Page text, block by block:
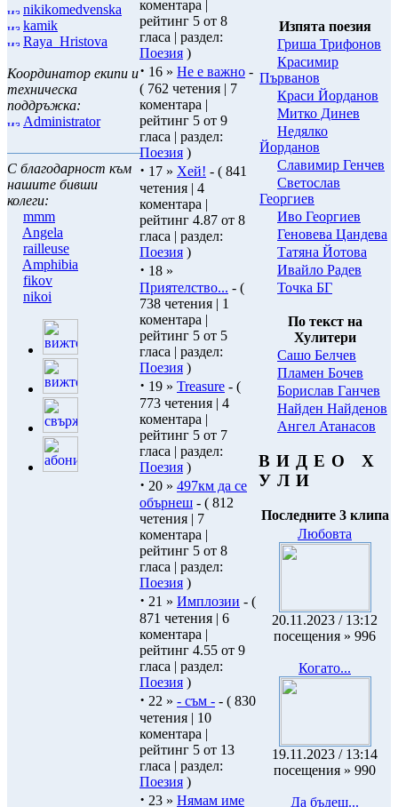
nikikomedvenska
kamik
Raya_Hristova
Координатор екипи и
техническа
поддръжка:
Administrator
С благодарност към
нашите бивши
колеги:
mmm
Angela
railleuse
Amphibia
fikov
nikoi
коментара |
рейтинг 5 от 8
гласа | раздел:
Поезия )
· 16 » Не е важно -
( 762 четения | 7
коментара |
рейтинг 5 от 9
гласа | раздел:
Поезия )
· 17 » Хей! - ( 841
четения | 4
коментара |
рейтинг 4.87 от 8
гласа | раздел:
Поезия )
· 18 »
Приятелство... - (
738 четения | 1
коментара |
рейтинг 5 от 5
гласа | раздел:
Поезия )
· 19 » Treasure - (
773 четения | 4
коментара |
рейтинг 5 от 7
гласа | раздел:
Поезия )
· 20 » 497км да се
обърнеш - ( 812
четения | 7
коментара |
рейтинг 5 от 8
гласа | раздел:
Поезия )
· 21 » Имплозии - (
871 четения | 6
коментара |
рейтинг 4.55 от 9
гласа | раздел:
Поезия )
· 22 » - съм - - ( 830
четения | 10
коментара |
рейтинг 5 от 13
гласа | раздел:
Поезия )
· 23 » Нямам име
Изпята поезия
Гриша Трифонов
Красимир
Първанов
Краси Йорданов
Митко Динев
Нeдялко
Йорданов
Славимир Генчев
Светослав
Георгиев
Иво Георгиев
Геновева Цандева
Татяна Йотова
Ивайло Радев
Точка БГ
По текст на
Хулитери
Сашо Белчев
Пламен Бочев
Борислав Ганчев
Найден Найденов
Ангел Атанасов
В И Д Е О Х
У Л И
Последните 3 клипа
Любовта
20.11.2023 / 13:12
посещения » 996
Когато...
19.11.2023 / 13:14
посещения » 990
Да бъдеш...